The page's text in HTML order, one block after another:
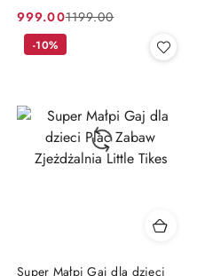
przedszkola Feber
Cena
promocyjna:
999.00
Cena
przed
1199.00
Super Małpi Gaj dla dzieci
-10%